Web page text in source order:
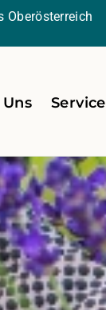
Oberösterreich
Service